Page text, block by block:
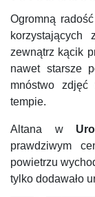
Ogromną
korzystających
zewnątrz kącik
nawet starsze
mnóstwo zdjęć
tempie.
Altana w
prawdziwym
powietrzu
tylko dodawało